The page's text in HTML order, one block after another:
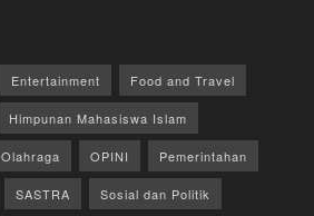
Entertainment Food and Travel
Himpunan Mahasiswa Islam
Olahraga OPINI Pemerintahan
SASTRA Sosial dan Politik